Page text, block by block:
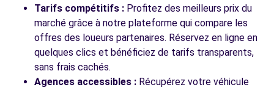
Tarifs compétitifs : Profitez des meilleurs prix du
marché grâce à notre plateforme qui compare les
offres des loueurs partenaires. Réservez en ligne en
quelques clics et bénéficiez de tarifs transparents,
sans frais cachés.
Agences accessibles : Récupérez votre véhicule